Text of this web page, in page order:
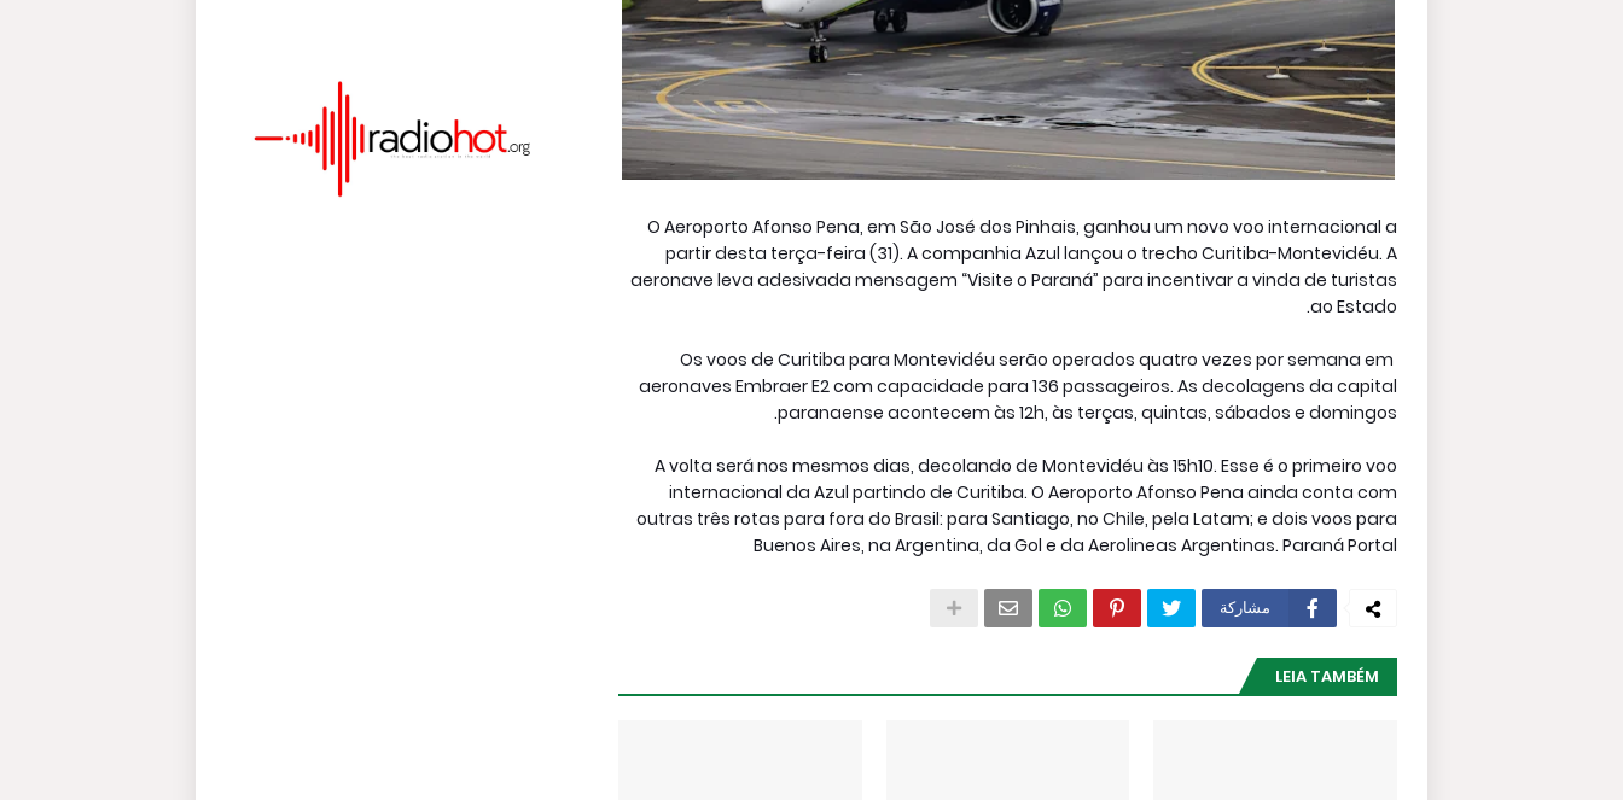
O Aeroporto Afonso Pena, em São José dos Pinhais, ganhou um novo voo internacional a
partir desta terça-feira (31). A companhia Azul lançou o trecho Curitiba-Montevidéu. A
aeronave leva adesivada mensagem “Visite o Paraná” para incentivar a vinda de turistas
ao Estado.
Os voos de Curitiba para Montevidéu serão operados quatro vezes por semana em
aeronaves Embraer E2 com capacidade para 136 passageiros. As decolagens da capital
paranaense acontecem às 12h, às terças, quintas, sábados e domingos.
A volta será nos mesmos dias, decolando de Montevidéu às 15h10. Esse é o primeiro voo
internacional da Azul partindo de Curitiba. O Aeroporto Afonso Pena ainda conta com
outras três rotas para fora do Brasil: para Santiago, no Chile, pela Latam; e dois voos para
Buenos Aires, na Argentina, da Gol e da Aerolineas Argentinas. Paraná Portal
مشاركة
LEIA TAMBÉM